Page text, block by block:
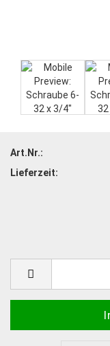
Art.Nr.:
Lieferzeit: